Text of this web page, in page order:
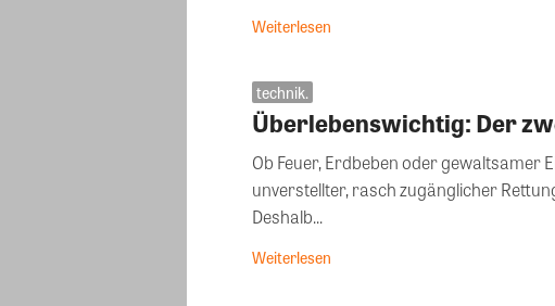
Weiterlesen
technik.
Überlebenswichtig: Der
Ob Feuer, Erdbeben oder gewaltsamer
unverstellter, rasch zugänglicher
Deshalb...
Weiterlesen